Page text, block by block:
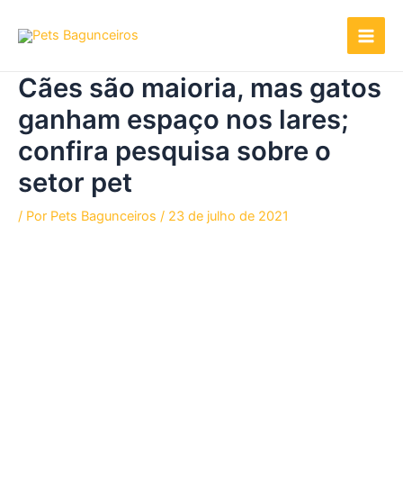
para
conteúdo
Cães são maioria, mas gatos
ganham espaço nos lares;
confira pesquisa sobre o
setor pet
/ Por Pets Bagunceiros / 23 de julho de 2021